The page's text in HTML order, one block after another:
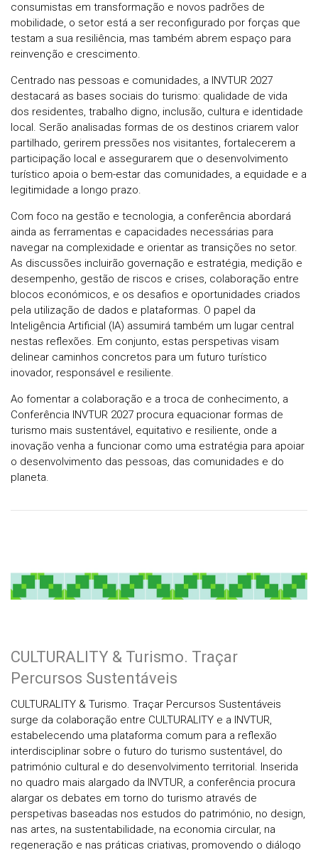
consumistas em transformação e novos padrões de
mobilidade, o setor está a ser reconfigurado por forças que
testam a sua resiliência, mas também abrem espaço para
reinvenção e crescimento.
Centrado nas pessoas e comunidades, a INVTUR 2027
destacará as bases sociais do turismo: qualidade de vida
dos residentes, trabalho digno, inclusão, cultura e identidade
local. Serão analisadas formas de os destinos criarem valor
partilhado, gerirem pressões nos visitantes, fortalecerem a
participação local e assegurarem que o desenvolvimento
turístico apoia o bem-estar das comunidades, a equidade e a
legitimidade a longo prazo.
Com foco na gestão e tecnologia, a conferência abordará
ainda as ferramentas e capacidades necessárias para
navegar na complexidade e orientar as transições no setor.
As discussões incluirão governação e estratégia, medição e
desempenho, gestão de riscos e crises, colaboração entre
blocos económicos, e os desafios e oportunidades criados
pela utilização de dados e plataformas. O papel da
Inteligência Artificial (IA) assumirá também um lugar central
nestas reflexões. Em conjunto, estas perspetivas visam
delinear caminhos concretos para um futuro turístico
inovador, responsável e resiliente.
Ao fomentar a colaboração e a troca de conhecimento, a
Conferência INVTUR 2027 procura equacionar formas de
turismo mais sustentável, equitativo e resiliente, onde a
inovação venha a funcionar como uma estratégia para apoiar
o desenvolvimento das pessoas, das comunidades e do
planeta.
CULTURALITY & Turismo. Traçar
Percursos Sustentáveis
CULTURALITY & Turismo. Traçar Percursos Sustentáveis
surge da colaboração entre CULTURALITY e a INVTUR,
estabelecendo uma plataforma comum para a reflexão
interdisciplinar sobre o futuro do turismo sustentável, do
património cultural e do desenvolvimento territorial. Inserida
no quadro mais alargado da INVTUR, a conferência procura
alargar os debates em torno do turismo através de
perspetivas baseadas nos estudos do património, no design,
nas artes, na sustentabilidade, na economia circular, na
regeneração e nas práticas criativas, promovendo o diálogo